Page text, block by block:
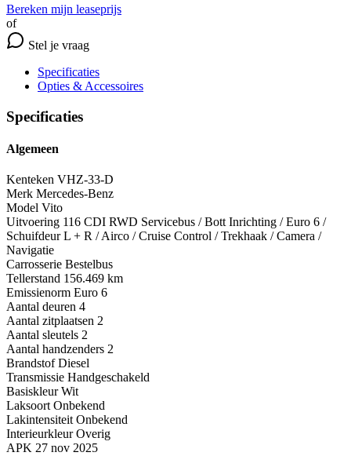
Bereken mijn leaseprijs
of
Stel je vraag
Specificaties
Opties & Accessoires
Specificaties
Algemeen
Kenteken VHZ-33-D
Merk Mercedes-Benz
Model Vito
Uitvoering 116 CDI RWD Servicebus / Bott Inrichting / Euro 6 /
Schuifdeur L + R / Airco / Cruise Control / Trekhaak / Camera /
Navigatie
Carrosserie Bestelbus
Tellerstand 156.469 km
Emissienorm Euro 6
Aantal deuren 4
Aantal zitplaatsen 2
Aantal sleutels 2
Aantal handzenders 2
Brandstof Diesel
Transmissie Handgeschakeld
Basiskleur Wit
Laksoort Onbekend
Lakintensiteit Onbekend
Interieurkleur Overig
APK 27 nov 2025